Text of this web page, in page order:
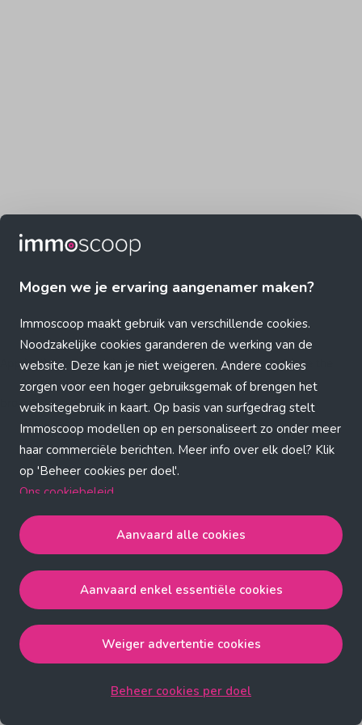
Mogen we je ervaring aangenamer maken?
Immoscoop maakt gebruik van verschillende cookies.
Noodzakelijke cookies garanderen de werking van de
website. Deze kan je niet weigeren. Andere cookies
zorgen voor een hoger gebruiksgemak of brengen het
websitegebruik in kaart. Op basis van surfgedrag stelt
Immoscoop modellen op en personaliseert zo onder meer
haar commerciële berichten. Meer info over elk doel? Klik
op 'Beheer cookies per doel'.
Ons cookiebeleid
Aanvaard alle cookiesgaat akkoord met de strict
noodzakelijke, analytische, functionele en advertentie
cookies.
de strict noodzakelijke cookies.
Weiger advertentie cookiesgaat akkoord met de strict
Aanvaard alle cookies
Aanvaard enkel essentiële cookies
Weiger advertentie cookies
Beheer cookies per doel
Application error: a client-side exception has occurred (see the
browser console for more information)